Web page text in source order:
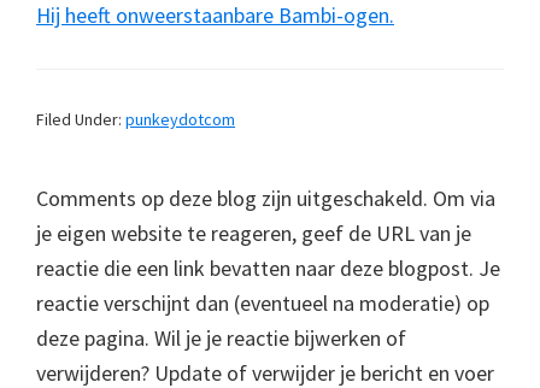
Hij heeft onweerstaanbare Bambi-ogen.
Filed Under: punkeydotcom
Comments op deze blog zijn uitgeschakeld. Om via
je eigen website te reageren, geef de URL van je
reactie die een link bevatten naar deze blogpost. Je
reactie verschijnt dan (eventueel na moderatie) op
deze pagina. Wil je je reactie bijwerken of
verwijderen? Update of verwijder je bericht en voer